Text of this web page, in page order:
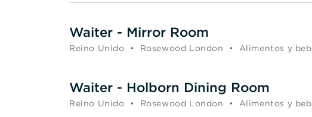
Waiter - Mirror Room
Reino Unido • Rosewood London • Alimentos y
Waiter - Holborn Dining Room
Reino Unido • Rosewood London • Alimentos y